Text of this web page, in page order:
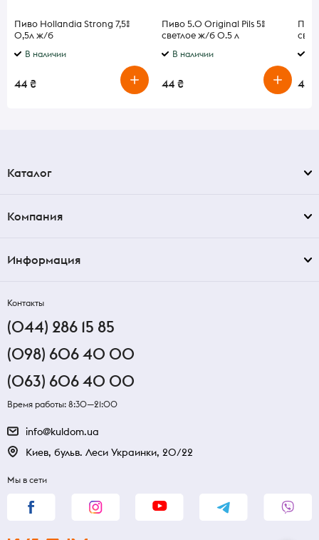
Пиво Hollandia Strong 7,5%
0,5л ж/б
В наличии
44 ₴
Пиво 5.0 Original Pils 5%
светлое ж/б 0.5 л
В наличии
44 ₴ 44 ₴
Каталог
Компания
Информация
Контакты
(044) 286 15 85
(098) 606 40 00
(063) 606 40 00
Время работы: 8:30—21:00
info@kuldom.ua
Киев, бульв. Леси Украинки, 20/22
Мы в сети